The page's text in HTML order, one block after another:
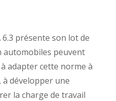
présente son lot de
automobiles peuvent
adapter cette norme à
à développer une
la charge de travail